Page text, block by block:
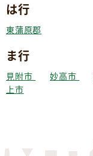
は行
東蒲原郡
ま行
見附市 妙高市
上市